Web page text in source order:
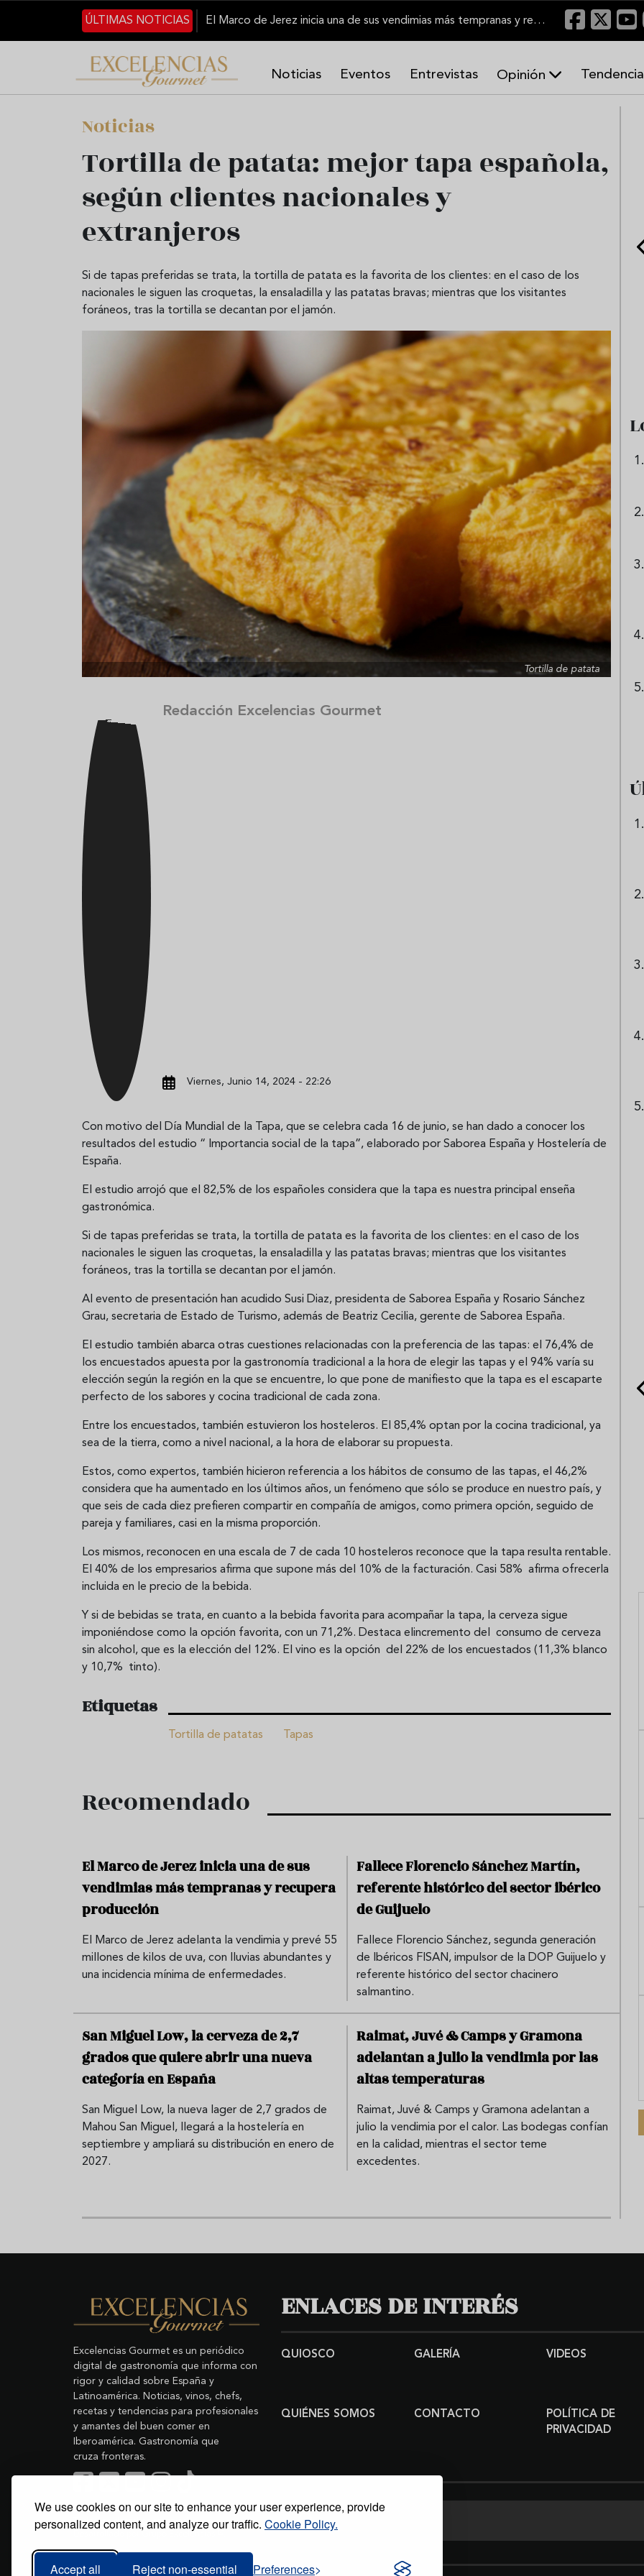
We use cookies on our site to enhance your user experience, provide
personalized content, and analyze our traffic. Cookie Policy.
Accept all Reject non-essential Preferences
Pasar al contenido principal
ÚLTIMAS NOTICIAS
El Marco de Jerez inicia una de sus vendimias más tempranas y recupera producción
Noticias Eventos Entrevistas Opinión
n
í
Noticias
Tortilla de patata: mejor tapa española,
según clientes nacionales y
extranjeros
Si de tapas preferidas se trata, la tortilla de patata es la favorita de los clientes: en el caso de los
nacionales le siguen las croquetas, la ensaladilla y las patatas bravas; mientras que los visitantes
foráneos, tras la tortilla se decantan por el jamón.
Tortilla de patata
Redacción Excelencias Gourmet
Viernes, Junio 14, 2024 - 22:26
Con motivo del Día Mundial de la Tapa, que se celebra cada 16 de junio, se han dado a conocer los
resultados del estudio “ Importancia social de la tapa”, elaborado por Saborea España y Hostelería de
España.
El estudio arrojó que el 82,5% de los españoles considera que la tapa es nuestra principal enseña
gastronómica.
Si de tapas preferidas se trata, la tortilla de patata es la favorita de los clientes: en el caso de los
nacionales le siguen las croquetas, la ensaladilla y las patatas bravas; mientras que los visitantes
foráneos, tras la tortilla se decantan por el jamón.
Al evento de presentación han acudido Susi Diaz, presidenta de Saborea España y Rosario Sánchez
Grau, secretaria de Estado de Turismo, además de Beatriz Cecilia, gerente de Saborea España.
El estudio también abarca otras cuestiones relacionadas con la preferencia de las tapas: el 76,4% de
los encuestados apuesta por la gastronomía tradicional a la hora de elegir las tapas y el 94% varía su
elección según la región en la que se encuentre, lo que pone de manifiesto que la tapa es el escaparte
perfecto de los sabores y cocina tradicional de cada zona.
Entre los encuestados, también estuvieron los hosteleros. El 85,4% optan por la cocina tradicional, ya
sea de la tierra, como a nivel nacional, a la hora de elaborar su propuesta.
Estos, como expertos, también hicieron referencia a los hábitos de consumo de las tapas, el 46,2%
considera que ha aumentado en los últimos años, un fenómeno que sólo se produce en nuestro país, y
que seis de cada diez prefieren compartir en compañía de amigos, como primera opción, seguido de
pareja y familiares, casi en la misma proporción.
Los mismos, reconocen en una escala de 7 de cada 10 hosteleros reconoce que la tapa resulta rentable.
El 40% de los empresarios afirma que supone más del 10% de la facturación. Casi 58% afirma ofrecerla
incluida en le precio de la bebida.
Y si de bebidas se trata, en cuanto a la bebida favorita para acompañar la tapa, la cerveza sigue
imponiéndose como la opción favorita, con un 71,2%. Destaca elincremento del consumo de cerveza
sin alcohol, que es la elección del 12%. El vino es la opción del 22% de los encuestados (11,3% blanco
y 10,7% tinto).
Etiquetas
Tortilla de patatas Tapas
Recomendado
El Marco de Jerez inicia una de sus
vendimias más tempranas y recupera
producción
El Marco de Jerez adelanta la vendimia y prevé 55
millones de kilos de uva, con lluvias abundantes y
una incidencia mínima de enfermedades.
Fallece Florencio Sánchez Martín,
referente histórico del sector ibérico
de Guijuelo
Fallece Florencio Sánchez, segunda generación
de Ibéricos FISAN, impulsor de la DOP Guijuelo y
referente histórico del sector chacinero
salmantino.
San Miguel Low, la cerveza de 2,7
grados que quiere abrir una nueva
categoría en España
San Miguel Low, la nueva lager de 2,7 grados de
Mahou San Miguel, llegará a la hostelería en
septiembre y ampliará su distribución en enero de
2027.
Raimat, Juvé & Camps y Gramona
adelantan a julio la vendimia por las
altas temperaturas
Raimat, Juvé & Camps y Gramona adelantan a
julio la vendimia por el calor. Las bodegas confían
en la calidad, mientras el sector teme
excedentes.
Sopa fría de sandía: el plato
que querrás repetir todo el
¿Cuál es el origen de la lasaña?
Historia y receta de la
auténtica boloñesa
Ni sangría ni tinto de verano:
aprende a preparar granizado
de vino especiado
Excelencias Gourmet es un periódico
digital de gastronomía que informa con
rigor y calidad sobre España y
Latinoamérica. Noticias, vinos, chefs,
recetas y tendencias para profesionales
y amantes del buen comer en
Iberoamérica. Gastronomía que
cruza fronteras.
Copyright © 2011-2026 Excelencias Gourmet.
Todos los derechos reservados.
Grupo Excelencias
ENLACES DE INTERÉS
QUIOSCO GALERÍA VIDEOS
QUIÉNES SOMOS CONTACTO
POLÍTICA DE
PRIVACIDAD
Buscar